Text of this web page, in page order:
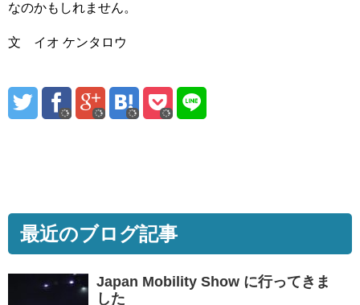
なのかもしれません。
文 イオ ケンタロウ
最近のブログ記事
Japan Mobility Show に行ってきま
した